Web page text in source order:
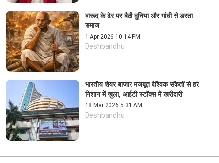
बारूद के ढेर पर बैठी दुनिया और गांधी से डरता
समाज
1 Apr 2026 10:14 PM
Deshbandhu
भारतीय शेयर बाजार मजबूत वैश्विक संकेतों से हरे
निशान में खुला, आईटी स्टॉक्स में खरीदारी
18 Mar 2026 5:31 AM
Deshbandhu